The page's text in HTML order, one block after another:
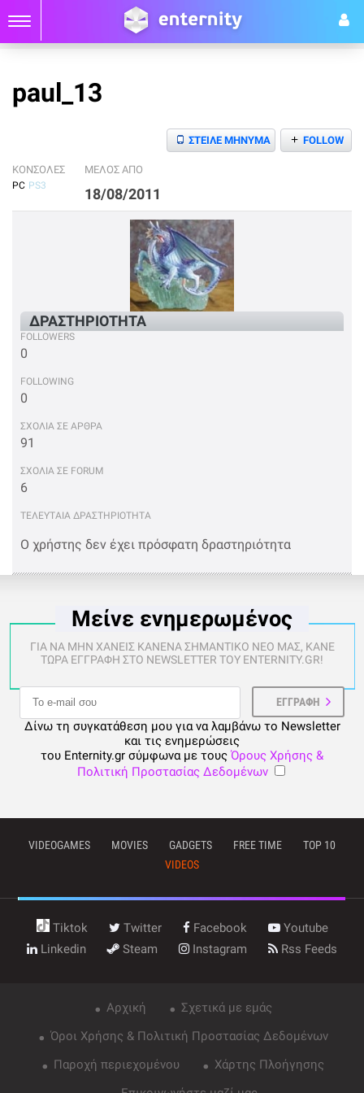
paul_13
+ FOLLOW
ΣΤΕΙΛΕ ΜΗΝΥΜΑ
ΚΟΝΣΟΛΕΣ
PC PS3
ΜΕΛΟΣ ΑΠΟ
18/08/2011
ΔΡΑΣΤΗΡΙΟΤΗΤΑ
FOLLOWERS
0
FOLLOWING
0
ΣΧΟΛΙΑ ΣΕ ΑΡΘΡΑ
91
ΣΧΟΛΙΑ ΣΕ FORUM
6
ΤΕΛΕΥΤΑΙΑ ΔΡΑΣΤΗΡΙΟΤΗΤΑ
Ο χρήστης δεν έχει πρόσφατη δραστηριότητα
Μείνε ενημερωμένος
ΓΙΑ ΝΑ ΜΗΝ ΧΑΝΕΙΣ ΚΑΝΕΝΑ ΣΗΜΑΝΤΙΚΟ ΝΕΟ ΜΑΣ, ΚΑΝΕ
ΤΩΡΑ ΕΓΓΡΑΦΗ ΣΤΟ NEWSLETTER ΤΟΥ ENTERNITY.GR!
Δίνω τη συγκατάθεση μου για να λαμβάνω το Newsletter
και τις ενημερώσεις
του Enternity.gr σύμφωνα με τους Όρους Χρήσης &
Πολιτική Προστασίας Δεδομένων
VIDEOGAMES MOVIES GADGETS FREE TIME
TOP 10
VIDEOS
Tiktok Twitter Facebook
Youtube
Linkedin
Steam Instagram Rss Feeds
Αρχική
Σχετικά με εμάς
Όροι Χρήσης & Πολιτική Προστασίας Δεδομένων
Παροχή περιεχομένου
Χάρτης Πλοήγησης